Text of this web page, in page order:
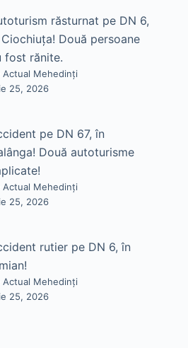
răsturnat pe DN 6,
Două persoane
fost rănite.
Actual Mehedinți
25, 2026
pe DN 67, în
Două autoturisme
Actual Mehedinți
25, 2026
rutier pe DN 6, în
Actual Mehedinți
25, 2026